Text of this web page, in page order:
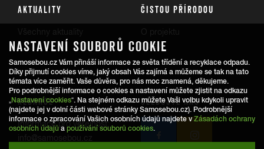
AKTUALITY ČISTOU PŘÍRODOU
Trasy
REDAKCE
Informace pro veřejnost:
SLEDUJTE NÁS
NASTAVENÍ SOUBORŮ COOKIE
Samosebou.cz Vám přináší informace ze světa třídění a recyklace odpadu.
Díky přijmutí cookies víme, jaký obsah Vás zajímá a můžeme se tak na tato
témata více zaměřit. Vaše důvěra, pro nás moc znamená, děkujeme.
Pro podrobnější informace o cookies a nastavení můžete zjistit na odkazu
„Nastavení cookies“. Na stejném odkazu můžete Vaši volbu kdykoli upravit
(najdete jej v dolní části webové stránky Samosebou.cz). Podrobnější
informace o zpracování Vašich osobních údajů najdete vZásadách ochrany
osobních údajů a používání souborů cookies.